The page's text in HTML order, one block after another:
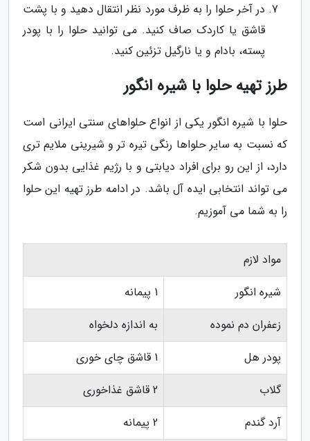
در آخر حلوا را به ظرف مورد نظر انتقال دهید و با پشت
قاشق یا کاردک صاف کنید. می توانید حلوا را با پودر
پسته، بادام و یا نارگیل تزئین کنید.
طرز تهیه حلوا با شیره انگور
حلوا با شیره انگور یکی از انواع حلواهای سنتی ایرانی است
که نسبت به سایر حلواها رنگی تیره تر و شیرینی ملایم تری
دارد، از این رو برای افراد دیابتی و با رژیم غذایی بدون شکر
می تواند انتخابی ایده آل باشد. در ادامه طرز تهیه این حلوا
را به شما می آموزیم.
مواد لازم
شیره انگور
1 پیمانه
زعفران دم نموده
به اندازه دلخواه
پودر هل
1 قاشق چای خوری
گلاب
2 قاشق غذاخوری
آرد گندم
2 پیمانه